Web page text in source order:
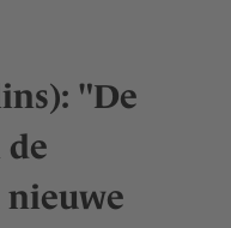
"De
nieuwe